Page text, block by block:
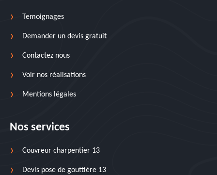
Temoignages
Demander un devis gratuit
Contactez nous
Voir nos réalisations
Mentions légales
Nos services
Couvreur charpentier 13
Devis pose de gouttière 13